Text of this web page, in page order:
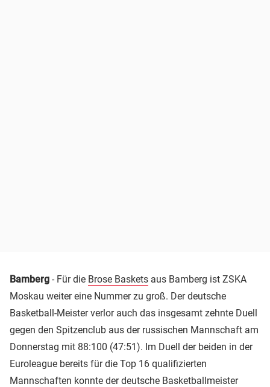
Bamberg - Für die Brose Baskets aus Bamberg ist ZSKA
Moskau weiter eine Nummer zu groß. Der deutsche
Basketball-Meister verlor auch das insgesamt zehnte Duell
gegen den Spitzenclub aus der russischen Mannschaft am
Donnerstag mit 88:100 (47:51). Im Duell der beiden in der
Euroleague bereits für die Top 16 qualifizierten
Mannschaften konnte der deutsche Basketballmeister